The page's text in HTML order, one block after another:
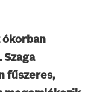
ókorban
Szaga
fűszeres,